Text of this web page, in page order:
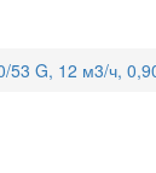
53 G, 12 м3/ч,